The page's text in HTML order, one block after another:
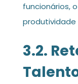
funcionários,
produtividade
3.2.